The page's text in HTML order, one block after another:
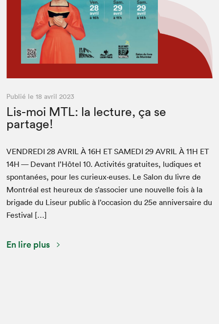
Publié le 18 avril 2023
Lis-moi MTL: la lecture, ça se
partage!
VEN­DRE­DI 28 AVRIL À16H ET SAME­DI 29 AVRIL À11H ET
14H — Devant l’Hô­tel10. Activ­ités gra­tu­ites, ludiques et
spon­tanées, pour les curieux·euses. Le Salon du livre de
Mon­tréal est heureux de s’as­soci­er une nou­velle fois à la
brigade du Liseur pub­lic à l’occasion du25e anniver­saire du
Festival […]
En lire plus